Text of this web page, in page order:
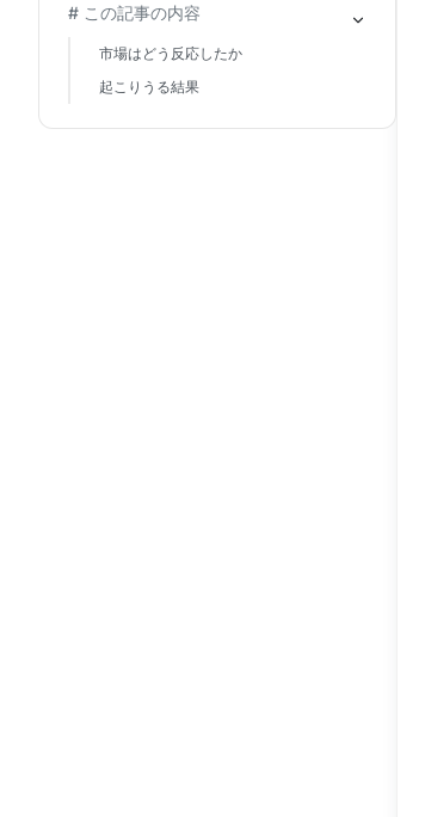
# この記事の内容
市場はどう反応したか
起こりうる結果